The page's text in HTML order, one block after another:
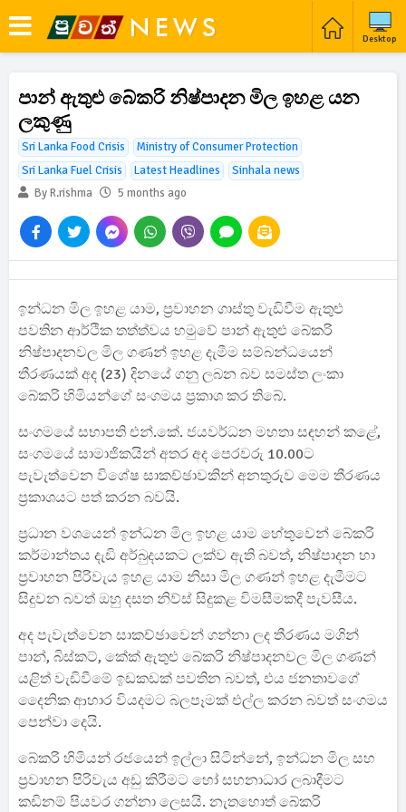
Desktop
පාන් ඇතුළු බේකරි නිෂ්පාදන මිල ඉහළ යන
ලකුණු
Sri Lanka Food Crisis
Ministry of Consumer Protection
Sri Lanka Fuel Crisis
Latest Headlines
Sinhala news
By R.rishma
5 months ago
ඉන්ධන මිල ඉහළ යාම, ප්‍රවාහන ගාස්තු වැඩිවීම ඇතුළු
පවතින ආර්ථික තත්ත්වය හමුවේ පාන් ඇතුළු බේකරි
නිෂ්පාදනවල මිල ගණන් ඉහළ දැමීම සම්බන්ධයෙන්
තීරණයක් අද (23) දිනයේ ගනු ලබන බව සමස්ත ලංකා
බේකරි හිමියන්ගේ සංගමය ප්‍රකාශ කර තිබේ.
සංගමයේ සභාපති එන්.කේ. ජයවර්ධන මහතා සඳහන් කළේ,
සංගමයේ සාමාජිකයින් අතර අද පෙරවරු 10.00ට
පැවැත්වෙන විශේෂ සාකච්ඡාවකින් අනතුරුව මෙම තීරණය
ප්‍රකාශයට පත් කරන බවයි.
ප්‍රධාන වශයෙන් ඉන්ධන මිල ඉහළ යාම හේතුවෙන් බේකරි
කර්මාන්තය දැඩි අර්බුදයකට ලක්ව ඇති බවත්, නිෂ්පාදන හා
ප්‍රවාහන පිරිවැය ඉහළ යාම නිසා මිල ගණන් ඉහළ දැමීමට
සිදුවන බවත් ඔහු දසත නිව්ස් සිදුකළ විමසීමකදී පැවසීය.
අද පැවැත්වෙන සාකච්ඡාවෙන් ගන්නා ලද තීරණය මගින්
පාන්, බිස්කට්, කේක් ඇතුළු බේකරි නිෂ්පාදනවල මිල ගණන්
යළිත් වැඩිවීමේ ඉඩකඩක් පවතින බවත්, එය ජනතාවගේ
දෛනික ආහාර වියදමට බලපෑමක් එල්ල කරන බවත් සංගමය
පෙන්වා දෙයි.
බේකරි හිමියන් රජයෙන් ඉල්ලා සිටින්නේ, ඉන්ධන මිල සහ
ප්‍රවාහන පිරිවැය අඩු කිරීමට හෝ සහනාධාර ලබාදීමට
කඩිනම් පියවර ගන්නා ලෙසයි. නැතහොත් බේකරි